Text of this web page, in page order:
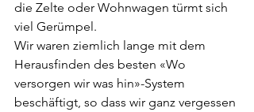
die Zelte oder Wohnwagen türmt sich
viel Gerümpel.
Wir waren ziemlich lange mit dem
Herausfinden des besten «Wo
versorgen wir was hin»-System
beschäftigt, so dass wir ganz vergessen